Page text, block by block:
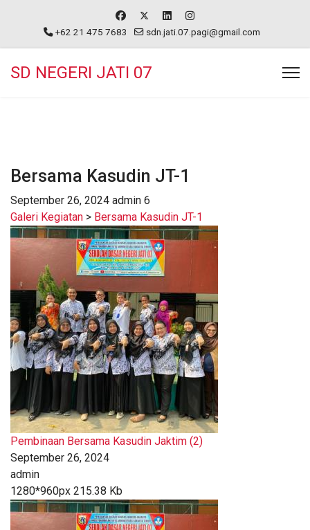
+62 21 475 7683 sdn.jati.07.pagi@gmail.com
SD NEGERI JATI 07
Bersama Kasudin JT-1
September 26, 2024 admin 6
Galeri Kegiatan > Bersama Kasudin JT-1
Pembinaan Bersama Kasudin Jaktim (2)
September 26, 2024
admin
1280*960px 215.38 Kb